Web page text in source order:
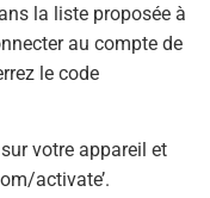
la liste proposée à
au compte de
le code
votre appareil et
activate’.